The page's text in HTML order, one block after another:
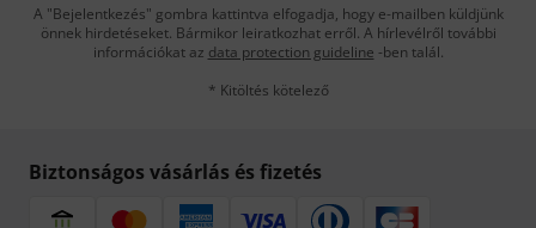
A "Bejelentkezés" gombra kattintva elfogadja, hogy e-mailben küldjünk
önnek hirdetéseket. Bármikor leiratkozhat erről. A hírlevélről további
információkat az data protection guideline -ben talál.
* Kitöltés kötelező
Biztonságos vásárlás és fizetés